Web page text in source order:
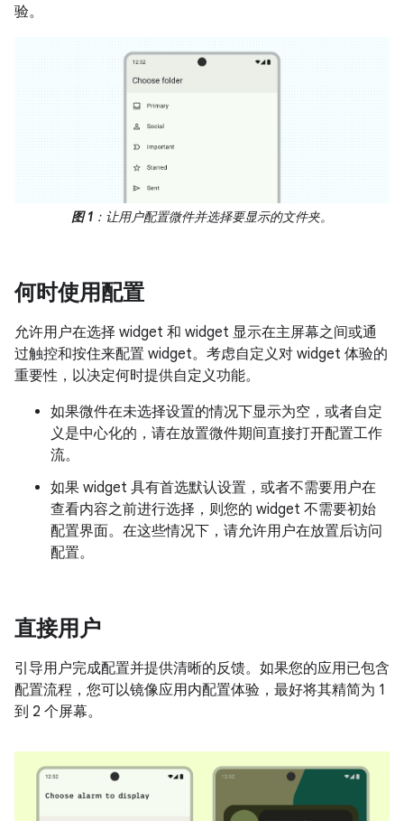
验。
图 1 ：让用户配置微件并选择要显示的文件夹。
何时使用配置
允许用户在选择 widget 和 widget 显示在主屏幕之间或通
过触控和按住来配置 widget。考虑自定义对 widget 体验的
重要性，以决定何时提供自定义功能。
如果微件在未选择设置的情况下显示为空，或者自定
义是中心化的，请在放置微件期间直接打开配置工作
流。
如果 widget 具有首选默认设置，或者不需要用户在
查看内容之前进行选择，则您的 widget 不需要初始
配置界面。在这些情况下，请允许用户在放置后访问
配置。
直接用户
引导用户完成配置并提供清晰的反馈。如果您的应用已包含
配置流程，您可以镜像应用内配置体验，最好将其精简为 1
到 2 个屏幕。